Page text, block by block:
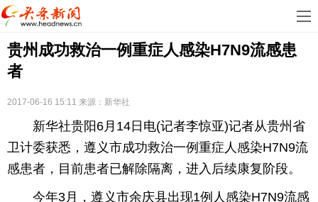
首
页
娱
地
产
汽
车
贵州成功救治一例重症人感染H7N9流感患
者
2017-06-16 15:11 来源：新华社
新华社贵阳6月14日电(记者李惊亚)记者从贵州省
卫计委获悉，遵义市成功救治一例重症人感染H7N9流
感患者，目前患者已解除隔离，进入后续康复阶段。
今年3月，遵义市余庆县出现1例人感染H7N9流感